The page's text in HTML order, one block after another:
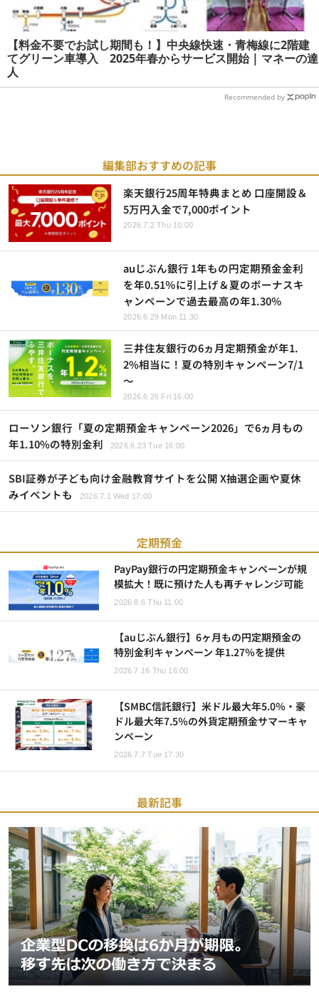
【料金不要でお試し期間も！】中央線快速・青梅線に2階建
てグリーン車導入 2025年春からサービス開始 | マネーの達
人
Recommended by
編集部おすすめの記事
楽天銀行25周年特典まとめ 口座開設＆
5万円入金で7,000ポイント
2026.7.2 Thu 10:00
auじぶん銀行 1年もの円定期預金金利
を年0.51％に引上げ＆夏のボーナスキ
ャンペーンで過去最高の年1.30％
2026.6.29 Mon 11:30
三井住友銀行の6ヵ月定期預金が年1.
2%相当に！夏の特別キャンペーン7/1
～
2026.6.26 Fri 16:00
ローソン銀行「夏の定期預金キャンペーン2026」で6ヵ月もの
年1.10%の特別金利
2026.6.23 Tue 16:00
SBI証券が子ども向け金融教育サイトを公開 X抽選企画や夏休
みイベントも
2026.7.1 Wed 17:00
定期預金
PayPay銀行の円定期預金キャンペーンが規
模拡大！既に預けた人も再チャレンジ可能
2026.8.6 Thu 11:00
【auじぶん銀行】6ヶ月もの円定期預金の
特別金利キャンペーン 年1.27％を提供
2026.7.16 Thu 16:00
【SMBC信託銀行】米ドル最大年5.0％・豪
ドル最大年7.5％の外貨定期預金サマーキャ
ンペーン
2026.7.7 Tue 17:30
最新記事